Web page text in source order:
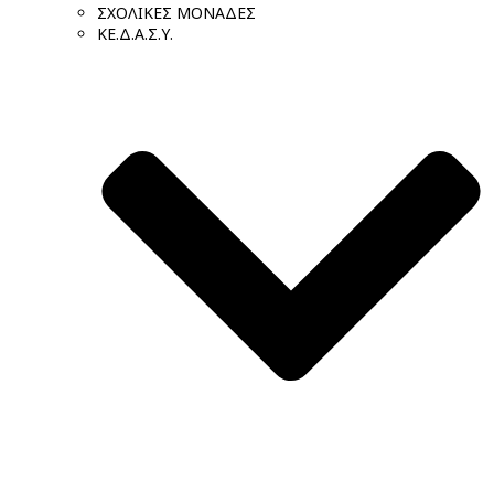
ΣΧΟΛΙΚΕΣ ΜΟΝΑΔΕΣ
ΚΕ.Δ.Α.Σ.Υ.